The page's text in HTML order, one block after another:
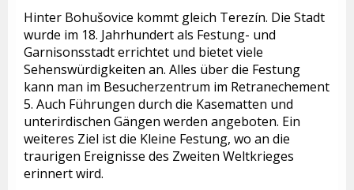
Hinter Bohušovice kommt gleich Terezín. Die Stadt
wurde im 18. Jahrhundert als Festung- und
Garnisonsstadt errichtet und bietet viele
Sehenswürdigkeiten an. Alles über die Festung
kann man im Besucherzentrum im Retranechement
5. Auch Führungen durch die Kasematten und
unterirdischen Gängen werden angeboten. Ein
weiteres Ziel ist die Kleine Festung, wo an die
traurigen Ereignisse des Zweiten Weltkrieges
erinnert wird.